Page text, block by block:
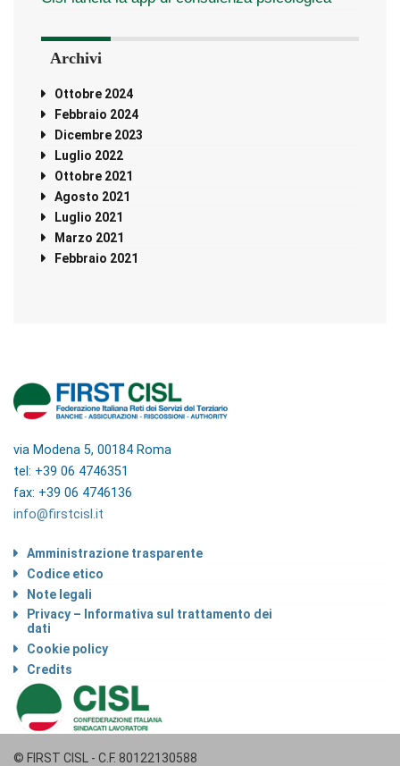
Archivi
Ottobre 2024
Febbraio 2024
Dicembre 2023
Luglio 2022
Ottobre 2021
Agosto 2021
Luglio 2021
Marzo 2021
Febbraio 2021
via Modena 5, 00184 Roma
tel: +39 06 4746351
fax: +39 06 4746136
info@firstcisl.it
Amministrazione trasparente
Codice etico
Note legali
Privacy – Informativa sul trattamento dei
dati
Cookie policy
Credits
© FIRST CISL - C.F. 80122130588